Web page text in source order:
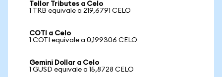
Tellor Tributes a Celo
1 TRB equivale a 219,6791 CELO
COTI a Celo
1 COTI equivale a 0,199306 CELO
Gemini Dollar a Celo
1 GUSD equivale a 15,8728 CELO